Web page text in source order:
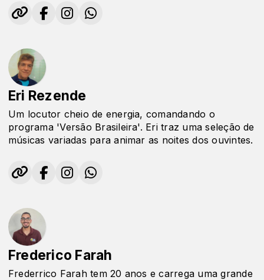
domingo, além de destacar o melhor da música
brasileira em seu programa 'Versão Brasileira'. Uma
condução.
Eri Rezende
Um locutor cheio de energia, comandando o
programa 'Versão Brasileira'. Eri traz uma seleção de
músicas variadas para animar as noites dos ouvintes.
Frederico Farah
Frederrico Farah tem 20 anos e carrega uma grande